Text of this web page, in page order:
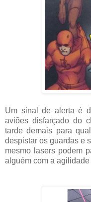
Um sinal de alerta é
aviões disfarçado do
tarde demais para
despistar os guardas e
mesmo lasers podem
alguém com a agilidade